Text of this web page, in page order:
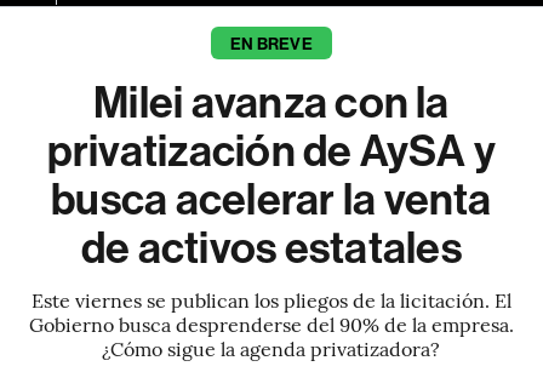
EN BREVE
Milei avanza con la
privatización de AySA y
busca acelerar la venta
de activos estatales
Este viernes se publican los pliegos de la licitación. El
Gobierno busca desprenderse del 90% de la empresa.
¿Cómo sigue la agenda privatizadora?